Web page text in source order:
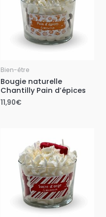
Bien-être
Bougie naturelle
Chantilly Pain d’épices
11,90€